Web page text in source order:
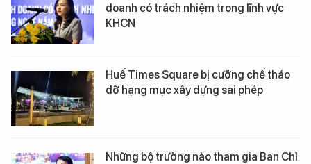
doanh có trách nhiệm trong lĩnh vực
KHCN
Huế Times Square bị cưỡng chế tháo
dỡ hạng mục xây dựng sai phép
Những bộ trưởng nào tham gia Ban Chỉ